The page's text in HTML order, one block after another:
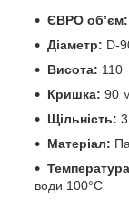
ЄВРО об’єм:
Діаметр: D-
Висота: 110
Кришка: 90
Щільність:
Матеріал:
води 100°C